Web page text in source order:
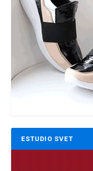
ESTUDIO SVET